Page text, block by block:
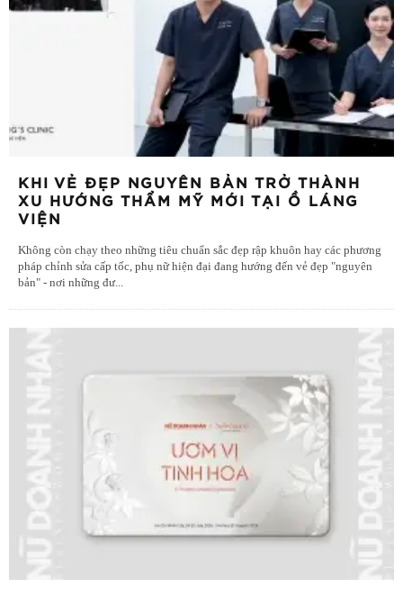
KHI VẺ ĐẸP NGUYÊN BẢN TRỞ THÀNH
XU HƯỚNG THẨM MỸ MỚI TẠI Ồ LÁNG
VIỆN
Không còn chạy theo những tiêu chuẩn sắc đẹp rập khuôn hay các phương
pháp chỉnh sửa cấp tốc, phụ nữ hiện đại đang hướng đến vẻ đẹp "nguyên
bản" - nơi những đư...